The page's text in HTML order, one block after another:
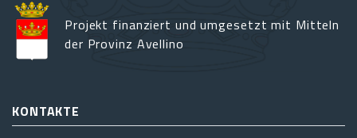
Projekt finanziert und umgesetzt mit Mitteln
der Provinz Avellino
KONTAKTE